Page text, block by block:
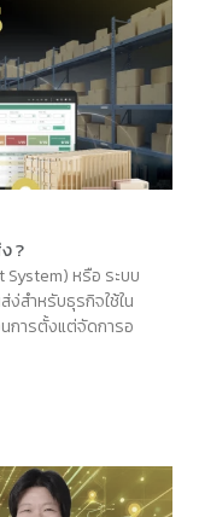
?
หรือ ระบบ
สำหรับธุรกิจใช้ใน
การตั้งแต่จัดการอ